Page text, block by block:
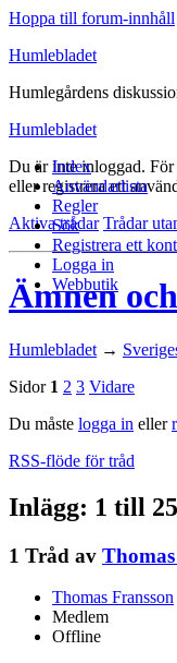
Hoppa till forum-innhåll
Humlebladet
Humlegårdens
Humlebladet
Index
Användarlista
Regler
Sök
Registrera ett
Logga in
Webbutik
Du är inte inloggad. För
eller registrera ett
Aktiva trådar Trådar
Ämnen
Humlebladet →
Sidor 1 2 3 Vidare
Du måste logga in eller
RSS-flöde för tråd
Inlägg: 1 till
1 Tråd av
Thomas Fransson
Medlem
Offline